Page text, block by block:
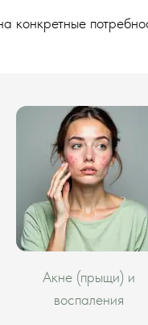
конкретные
Акне (прыщи) и
воспаления